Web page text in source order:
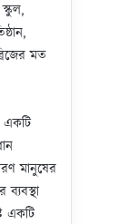
মত
একটি
মানুষের
একটি